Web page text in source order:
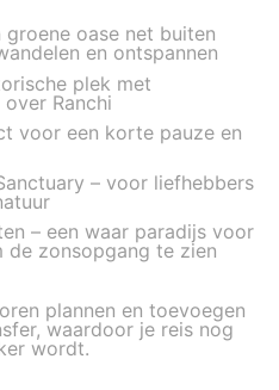
groene oase net buiten
en ontspannen
plek met
Ranchi
voor een korte pauze en
– voor liefhebbers
– een waar paradijs voor
de zonsopgang te zien
plannen en toevoegen
waardoor je reis nog
wordt.